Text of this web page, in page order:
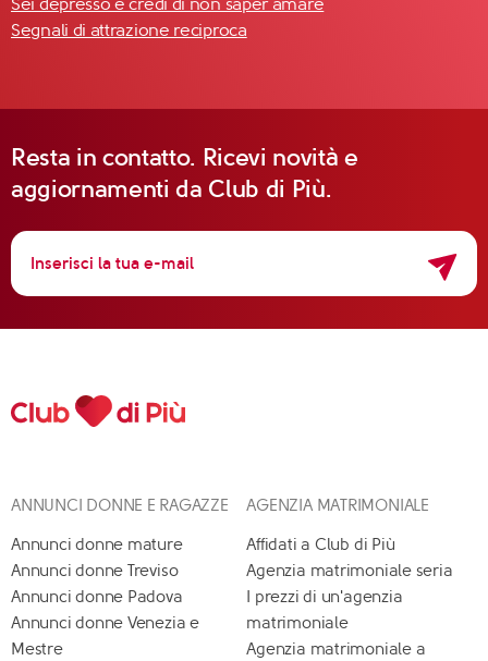
Segnali di attrazione reciproca
Resta in contatto. Ricevi novità e
aggiornamenti da Club di Più.
ANNUNCI DONNE E RAGAZZE
Annunci donne mature
Annunci donne Treviso
Annunci donne Padova
Annunci donne Venezia e
Mestre
AGENZIA MATRIMONIALE
Affidati a Club di Più
Agenzia matrimoniale seria
I prezzi di un'agenzia
matrimoniale
Agenzia matrimoniale a